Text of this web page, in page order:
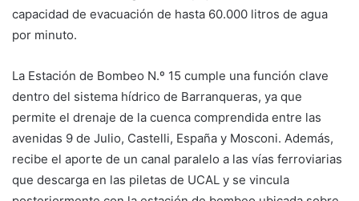
capacidad de evacuación de hasta 60.000 litros de agua
por minuto.
La Estación de Bombeo N.º 15 cumple una función clave
dentro del sistema hídrico de Barranqueras, ya que
permite el drenaje de la cuenca comprendida entre las
avenidas 9 de Julio, Castelli, España y Mosconi. Además,
recibe el aporte de un canal paralelo a las vías ferroviarias
que descarga en las piletas de UCAL y se vincula